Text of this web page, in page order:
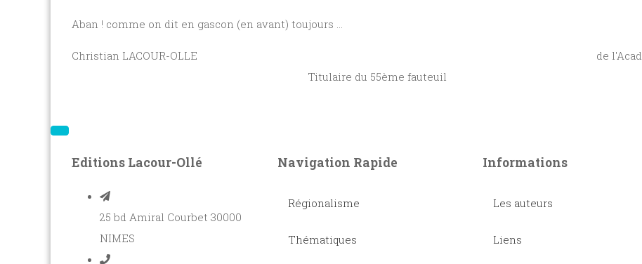
Aban ! comme on dit en gascon (en avant) toujours ...
Christian LACOUR-OLLE de l'Académie du
Titulaire du 55ème fauteuil
Editions Lacour-Ollé
25 bd Amiral Courbet 30000
NIMES
Navigation Rapide
Régionalisme
Thématiques
Informations
Les auteurs
Liens